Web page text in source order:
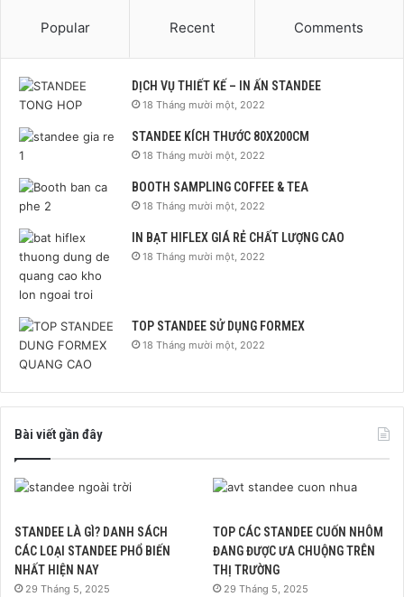
Popular Recent Comments
DỊCH VỤ THIẾT KẾ – IN ẤN STANDEE
18 Tháng mười một, 2022
STANDEE KÍCH THƯỚC 80X200CM
18 Tháng mười một, 2022
BOOTH SAMPLING COFFEE & TEA
18 Tháng mười một, 2022
IN BẠT HIFLEX GIÁ RẺ CHẤT LƯỢNG CAO
18 Tháng mười một, 2022
TOP STANDEE SỬ DỤNG FORMEX
18 Tháng mười một, 2022
Bài viết gần đây
STANDEE LÀ GÌ? DANH SÁCH
CÁC LOẠI STANDEE PHỔ BIẾN
NHẤT HIỆN NAY
29 Tháng 5, 2025
TOP CÁC STANDEE CUỐN NHÔM
ĐANG ĐƯỢC ƯA CHUỘNG TRÊN
THỊ TRƯỜNG
29 Tháng 5, 2025